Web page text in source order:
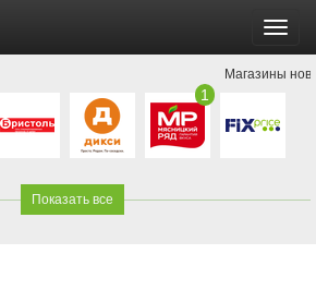
1
Магазины
Показать все